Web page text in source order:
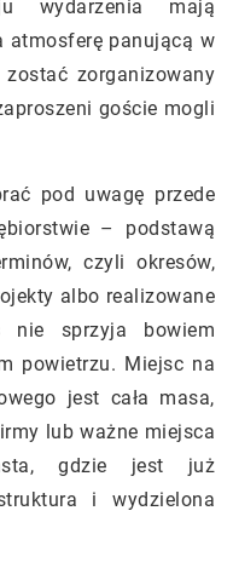
wydarzenia mają
atmosferę panującą w
zorganizowany
goście mogli
pod uwagę przede
– podstawą
czyli okresów,
albo realizowane
nie sprzyja bowiem
powietrzu. Miejsc na
jest cała masa,
lub ważne miejsca
gdzie jest już
i wydzielona